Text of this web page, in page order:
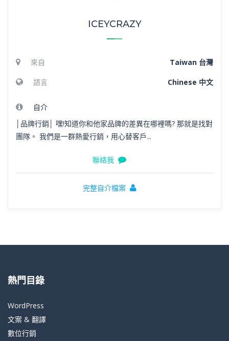
ICEYCRAZY
來自 Taiwan 台灣
語言 Chinese 中文
自介
│品牌行銷│ 嘿!知道你和他家品牌的差異在哪裡嗎? 那就是找對
團隊。 我們是一群熱愛行銷，用心替客戶...
聯絡我
完整自介檔案
熱門目錄
WordPress
文案 & 翻譯
數位行銷